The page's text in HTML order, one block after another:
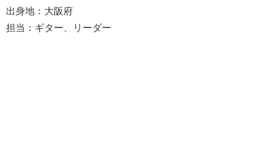
出身地：大阪府
担当：ギター、リーダー